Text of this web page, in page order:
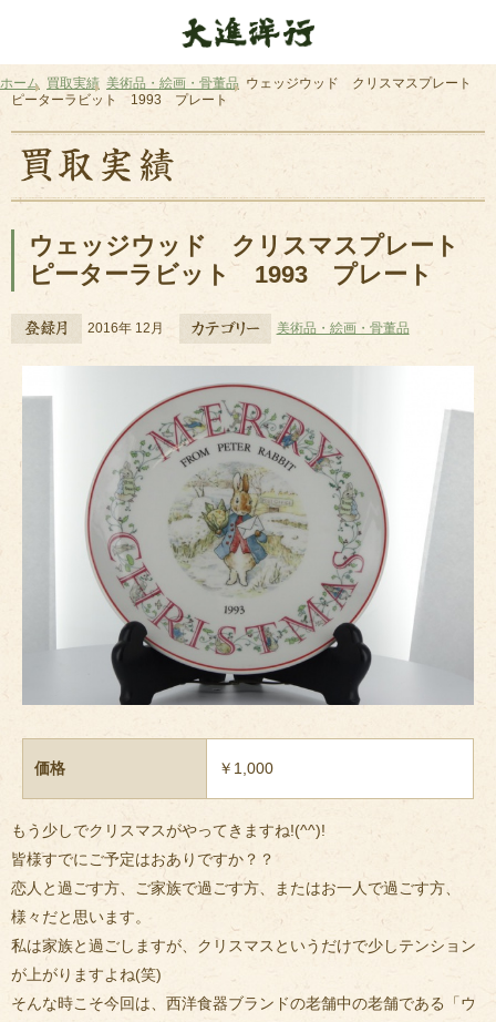
ホーム 買取実績 美術品・絵画・骨董品 ウェッジウッド クリスマスプレート
ピーターラビット 1993 プレート
ウェッジウッド クリスマスプレート
ピーターラビット 1993 プレート
2016年 12月 美術品・絵画・骨董品
価格 ￥1,000
もう少しでクリスマスがやってきますね!(^^)!
皆様すでにご予定はおありですか？？
恋人と過ごす方、ご家族で過ごす方、またはお一人で過ごす方、
様々だと思います。
私は家族と過ごしますが、クリスマスというだけで少しテンション
が上がりますよね(笑)
そんな時こそ今回は、西洋食器ブランドの老舗中の老舗である「ウ